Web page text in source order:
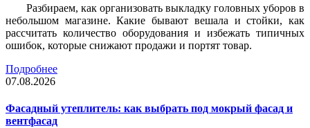
Разбираем, как организовать выкладку головных уборов в
небольшом магазине. Какие бывают вешала и стойки, как
рассчитать количество оборудования и избежать типичных
ошибок, которые снижают продажи и портят товар.
Подробнее
07.08.2026
Фасадный утеплитель: как выбрать под мокрый фасад и
вентфасад